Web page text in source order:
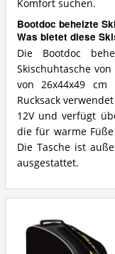
Komfort suchen.
Bootdoc beheizte
Was bietet diese
Die Bootdoc
Skischuhtasche
von 26x44x49
Rucksack
12V und verfügt
die für warme
Die Tasche ist
ausgestattet.